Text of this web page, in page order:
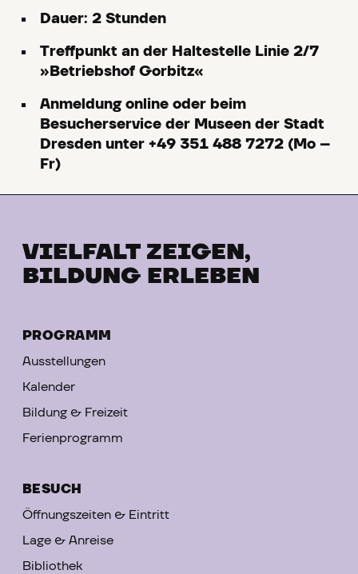
Dauer: 2 Stunden
Treffpunkt an der Haltestelle Linie 2/7
»Betriebshof Gorbitz«
Anmeldung online oder beim
Besucherservice der Museen der Stadt
Dresden unter +49 351 488 7272 (Mo –
Fr)
VIELFALT ZEIGEN,
BILDUNG ERLEBEN
PROGRAMM
Ausstellungen
Kalender
Bildung & Freizeit
Ferienprogramm
BESUCH
Öffnungszeiten & Eintritt
Lage & Anreise
Bibliothek